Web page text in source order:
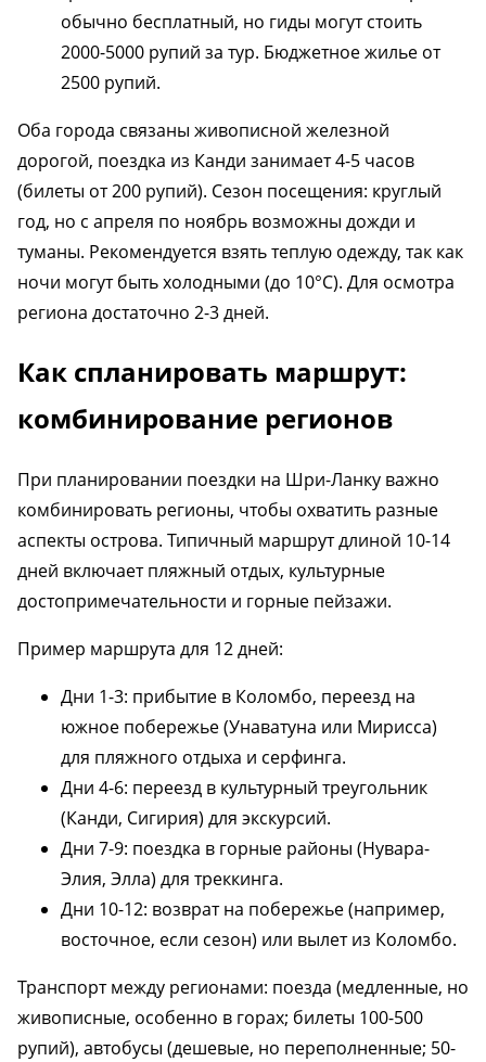
обычно бесплатный, но гиды могут стоить
2000-5000 рупий за тур. Бюджетное жилье от
2500 рупий.
Оба города связаны живописной железной
дорогой, поездка из Канди занимает 4-5 часов
(билеты от 200 рупий). Сезон посещения: круглый
год, но с апреля по ноябрь возможны дожди и
туманы. Рекомендуется взять теплую одежду, так как
ночи могут быть холодными (до 10°C). Для осмотра
региона достаточно 2-3 дней.
Как спланировать маршрут:
комбинирование регионов
При планировании поездки на Шри-Ланку важно
комбинировать регионы, чтобы охватить разные
аспекты острова. Типичный маршрут длиной 10-14
дней включает пляжный отдых, культурные
достопримечательности и горные пейзажи.
Пример маршрута для 12 дней:
Дни 1-3: прибытие в Коломбо, переезд на
южное побережье (Унаватуна или Мирисса)
для пляжного отдыха и серфинга.
Дни 4-6: переезд в культурный треугольник
(Канди, Сигирия) для экскурсий.
Дни 7-9: поездка в горные районы (Нувара-
Элия, Элла) для треккинга.
Дни 10-12: возврат на побережье (например,
восточное, если сезон) или вылет из Коломбо.
Транспорт между регионами: поезда (медленные, но
живописные, особенно в горах; билеты 100-500
рупий), автобусы (дешевые, но переполненные; 50-